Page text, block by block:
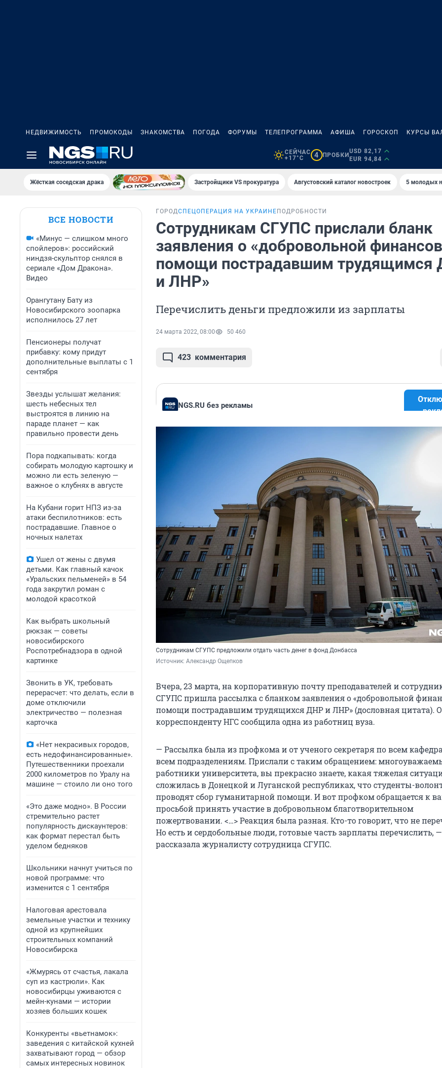
НЕДВИЖИМОСТЬ ПРОМОКОДЫ ЗНАКОМСТВА ПОГОДА ФОРУМЫ ТЕЛЕПРОГРАММА АФИША ГОРОСКОП КУРСЫ
СЕЙЧАС
+17°C
4 ПРОБКИ
USD 82,17
EUR 94,84
Жёсткая соседская драка Застройщики VS прокуратура Августовский каталог новостроек 5 молодых
ВСЕ НОВОСТИ
«Минус — слишком много
спойлеров»: российский
ниндзя-скульптор снялся в
сериале «Дом Дракона».
Видео
Орангутану Бату из
Новосибирского зоопарка
исполнилось 27 лет
Пенсионеры получат
прибавку: кому придут
дополнительные выплаты с 1
сентября
Звезды услышат желания:
шесть небесных тел
выстроятся в линию на
параде планет — как
правильно провести день
Пора подкапывать: когда
собирать молодую картошку и
можно ли есть зеленую —
важное о клубнях в августе
На Кубани горит НПЗ из-за
атаки беспилотников: есть
пострадавшие. Главное о
ночных налетах
Ушел от жены с двумя
детьми. Как главный качок
«Уральских пельменей» в 54
года закрутил роман с
молодой красоткой
Как выбрать школьный
рюкзак — советы
новосибирского
Роспотребнадзора в одной
картинке
Звонить в УК, требовать
перерасчет: что делать, если в
доме отключили
электричество — полезная
карточка
«Нет некрасивых городов,
есть недофинансированные».
Путешественники проехали
2000 километров по Уралу на
машине — стоило ли оно того
«Это даже модно». В России
стремительно растет
популярность дискаунтеров:
как формат перестал быть
уделом бедняков
Школьники начнут учиться по
новой программе: что
изменится с 1 сентября
Налоговая арестовала
земельные участки и технику
одной из крупнейших
строительных компаний
Новосибирска
«Жмурясь от счастья, лакала
суп из кастрюли». Как
новосибирцы уживаются с
мейн-кунами — истории
хозяев больших кошек
Конкуренты «вьетнамок»:
заведения с китайской кухней
захватывают город — обзор
самых интересных новинок
ГОРОДСПЕЦОПЕРАЦИЯ НА УКРАИНЕ ПОДРОБНОСТИ
Сотрудникам СГУПС прислали бланк
заявления о «добровольной
помощи пострадавшим трудящимся
и ЛНР»
Перечислить деньги предложили из зарплаты
24 марта 2022, 08:00 50 460
423 комментария
NGS.RU без рекламы
Сотрудникам СГУПС предложили отдать часть денег в фонд Донбасса
Источник: Александр Ощепков
Вчера, 23 марта, на корпоративную почту преподавателей и
СГУПС пришла рассылка с бланком заявления о «добровольной
помощи пострадавшим трудящихся ДНР и ЛНР» (дословная цитата).
корреспонденту НГС сообщила одна из работниц вуза.
— Рассылка была из профкома и от ученого секретаря по всем
всем подразделениям. Прислали с таким обращением:
работники университета, вы прекрасно знаете, какая тяжелая
сложилась в Донецкой и Луганской республиках, что студенты-
проводят сбор гуманитарной помощи. И вот профком обращается к
просьбой принять участие в добровольном благотворительном
пожертвовании. <…> Реакция была разная. Кто-то говорит, что не
Но есть и сердобольные люди, готовые часть зарплаты перечислить, —
рассказала журналисту сотрудница СГУПС.